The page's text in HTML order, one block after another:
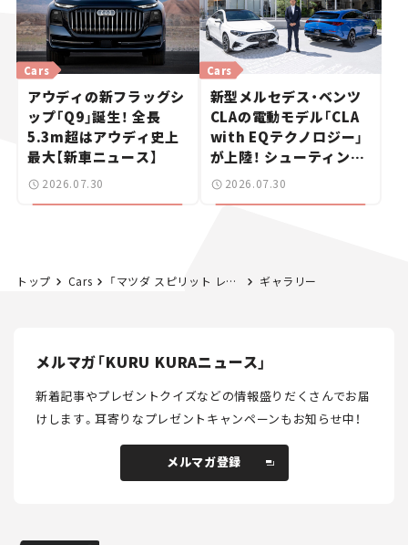
アウディの新フラッグシ
ップ「Q9」誕生！ 全長
5.3m超はアウディ史上
最大【新車ニュース】
Cars
2026.07.30
新型メルセデス・ベンツ
CLAの電動モデル「CLA
with EQテクノロジー」
が上陸！ シューティング
ブレークも発売【新車ニ
Cars
2026.07.30
トップ Cars 「マツダ スピリット レーシング ロードスター 」第2弾モデルはどうなる？ コアモデルオーナーが大胆予想！ ギャラリー
メルマガ「KURU KURAニュース」
新着記事やプレゼントクイズなどの情報盛りだくさんでお届
けします。耳寄りなプレゼントキャンペーンもお知らせ中！
メルマガ登録